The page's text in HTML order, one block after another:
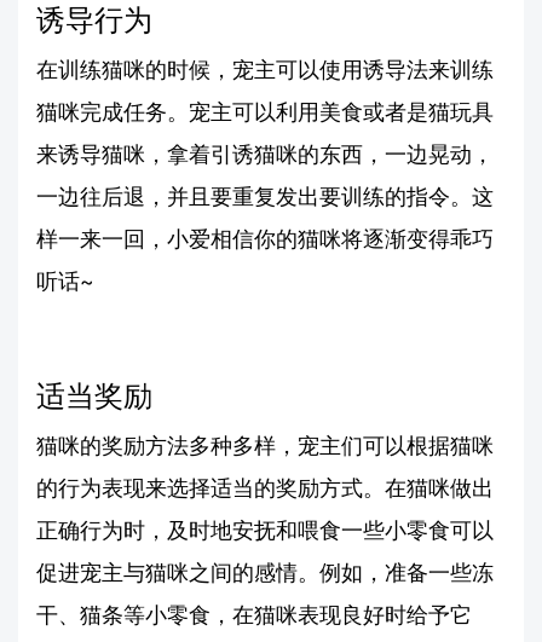
诱导行为
在训练猫咪的时候，宠主可以使用诱导法来训练
猫咪完成任务。宠主可以利用美食或者是猫玩具
来诱导猫咪，拿着引诱猫咪的东西，一边晃动，
一边往后退，并且要重复发出要训练的指令。这
样一来一回，小爱相信你的猫咪将逐渐变得乖巧
听话~
适当奖励
猫咪的奖励方法多种多样，宠主们可以根据猫咪
的行为表现来选择适当的奖励方式。在猫咪做出
正确行为时，及时地安抚和喂食一些小零食可以
促进宠主与猫咪之间的感情。例如，准备一些冻
干、猫条等小零食，在猫咪表现良好时给予它